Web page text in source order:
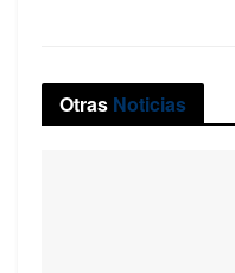
Otras Noticias